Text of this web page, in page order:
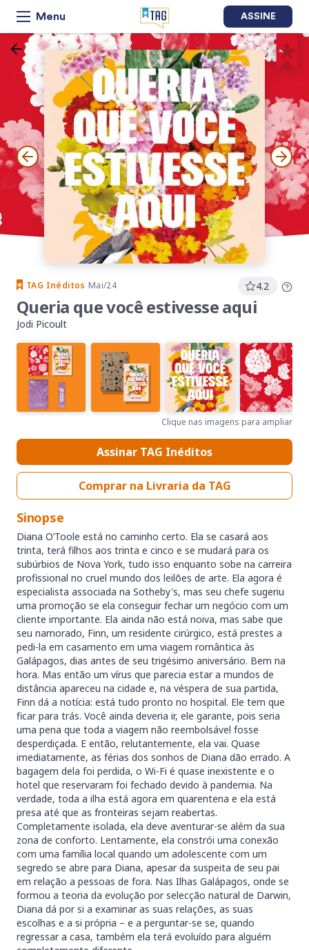
Menu ASSINE
TAG Inéditos Mai/24 4.2
Queria que você estivesse aqui
Jodi Picoult
Clique nas imagens para ampliar
Assinar TAG Inéditos
Comprar na Livraria da TAG
Sinopse
Diana O’Toole está no caminho certo. Ela se casará aos
trinta, terá filhos aos trinta e cinco e se mudará para os
subúrbios de Nova York, tudo isso enquanto sobe na carreira
profissional no cruel mundo dos leilões de arte. Ela agora é
especialista associada na Sotheby's, mas seu chefe sugeriu
uma promoção se ela conseguir fechar um negócio com um
cliente importante. Ela ainda não está noiva, mas sabe que
seu namorado, Finn, um residente cirúrgico, está prestes a
pedi-la em casamento em uma viagem romântica às
Galápagos, dias antes de seu trigésimo aniversário. Bem na
hora. Mas então um vírus que parecia estar a mundos de
distância apareceu na cidade e, na véspera de sua partida,
Finn dá a notícia: está tudo pronto no hospital. Ele tem que
ficar para trás. Você ainda deveria ir, ele garante, pois seria
uma pena que toda a viagem não reembolsável fosse
desperdiçada. E então, relutantemente, ela vai. Quase
imediatamente, as férias dos sonhos de Diana dão errado. A
bagagem dela foi perdida, o Wi-Fi é quase inexistente e o
hotel que reservaram foi fechado devido à pandemia. Na
verdade, toda a ilha está agora em quarentena e ela está
presa até que as fronteiras sejam reabertas.
Completamente isolada, ela deve aventurar-se além da sua
zona de conforto. Lentamente, ela constrói uma conexão
com uma família local quando um adolescente com um
segredo se abre para Diana, apesar da suspeita de seu pai
em relação a pessoas de fora. Nas Ilhas Galápagos, onde se
formou a teoria da evolução por selecção natural de Darwin,
Diana dá por si a examinar as suas relações, as suas
escolhas e a si própria – e a perguntar-se se, quando
regressar a casa, também ela terá evoluído para alguém